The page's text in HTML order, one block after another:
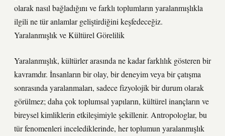
olarak nasıl bağladığını ve farklı toplumların yaralanmışlıkla
ilgili ne tür anlamlar geliştirdiğini keşfedeceğiz.
Yaralanmışlık ve Kültürel Görelilik
Yaralanmışlık, kültürler arasında ne kadar farklılık gösteren bir
kavramdır. İnsanların bir olay, bir deneyim veya bir çatışma
sonrasında yaralanmaları, sadece fizyolojik bir durum olarak
görülmez; daha çok toplumsal yapıların, kültürel inançların ve
bireysel kimliklerin etkileşimiyle şekillenir. Antropologlar, bu
tür fenomenleri incelediklerinde, her toplumun yaralanmışlık